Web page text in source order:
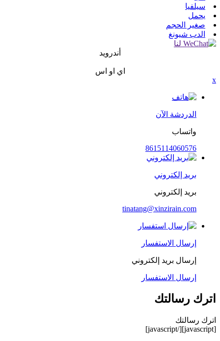
سيلفيا
يحمل
صغير الحجم
الدب شيونغ
أندرويد
اي او اس
x
الدردشة الآن
واتساب
8615114060576
بريد إلكتروني
بريد إلكتروني
tinatang@xinzirain.com
إرسال الاستفسار
إرسال بريد إلكتروني
إرسال الاستفسار
اترك رسالتك
اترك رسالتك
[javascript]
[/javascript]